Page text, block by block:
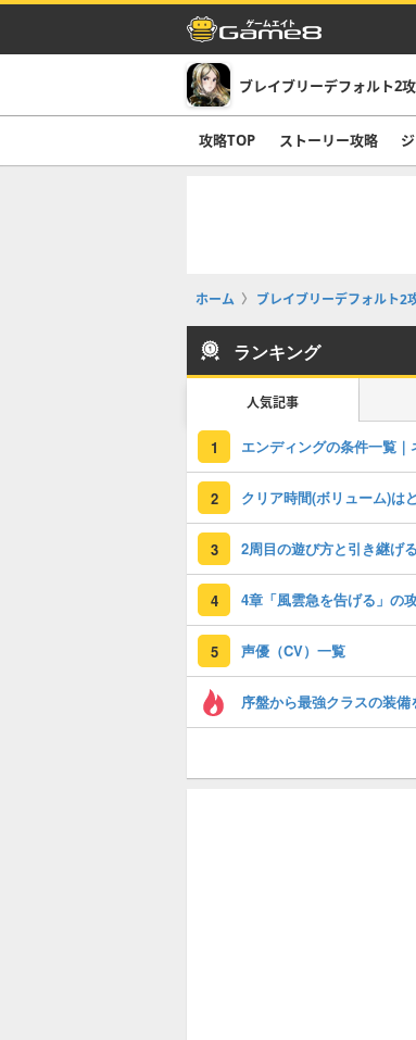
ブレイブリーデフォルト2
攻略TOP ストーリー攻略
ホーム ブレイブリーデフォルト2
ランキング
人気記事
1 エンディングの条件一覧
2 クリア時間(ボリューム)は
3
4
5 声優（CV）一覧